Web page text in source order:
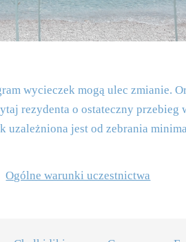
wycieczek mogą ulec zmianie.
rezydenta o ostateczny przebieg
uzależniona jest od zebrania
Ogólne warunki uczestnictwa